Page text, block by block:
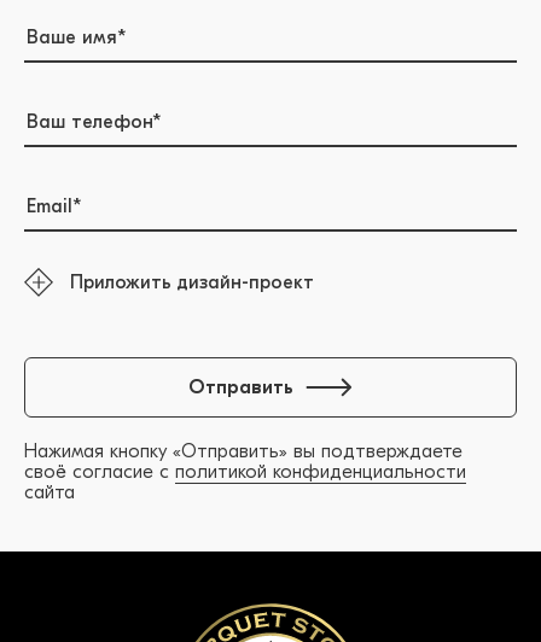
Приложить дизайн-проект
Нажимая кнопку «Отправить» вы подтверждаете
своё согласие с политикой конфиденциальности
сайта
Отправить